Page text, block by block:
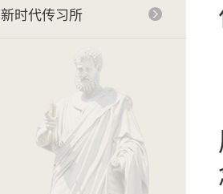
新时代传习所